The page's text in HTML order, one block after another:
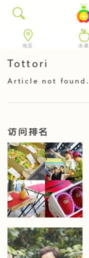
地区 水果
Tottori
Article not found.
访问排名